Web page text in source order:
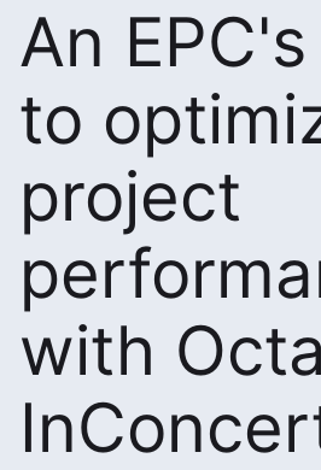
An
to
project
with